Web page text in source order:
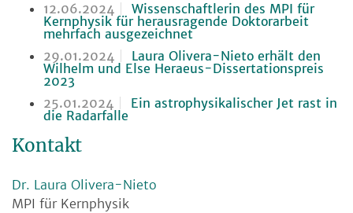
12.06.2024
Wissenschaftlerin des MPI für
Kernphysik für herausragende Doktorarbeit
mehrfach ausgezeichnet
29.01.2024
Laura Olivera-Nieto erhält den
Wilhelm und Else Heraeus-Dissertationspreis
2023
25.01.2024
Ein astrophysikalischer Jet rast in
die Radarfalle
Kontakt
Dr. Laura Olivera-Nieto
MPI für Kernphysik